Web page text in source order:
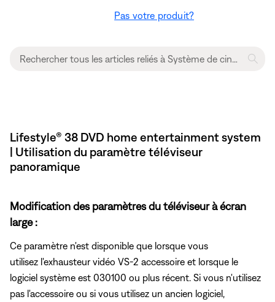
Pas votre produit?
Lifestyle® 38 DVD home entertainment system
| Utilisation du paramètre téléviseur
panoramique
Modification des paramètres du téléviseur à écran
large :
Ce paramètre n'est disponible que lorsque vous
utilisez l'exhausteur vidéo VS-2 accessoire et lorsque le
logiciel système est 030100 ou plus récent. Si vous n'utilisez
pas l'accessoire ou si vous utilisez un ancien logiciel,